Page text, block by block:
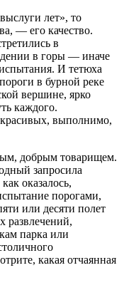
лет», то
— его качество.
в
в горы — иначе
И тетюха
в бурной реке
вершине, ярко
каждого.
выполнимо,
добрым товарищем.
запросила
оказалось,
порогами,
или десяти полет
развлечений,
парка или
какая отчаянная